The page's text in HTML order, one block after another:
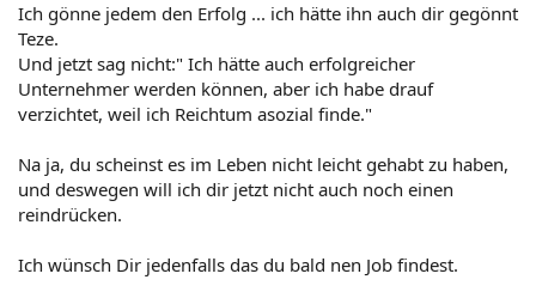
Ich gönne jedem den Erfolg ... ich hätte ihn auch dir gegönnt
Teze.
Und jetzt sag nicht:" Ich hätte auch erfolgreicher
Unternehmer werden können, aber ich habe drauf
verzichtet, weil ich Reichtum asozial finde."
Na ja, du scheinst es im Leben nicht leicht gehabt zu haben,
und deswegen will ich dir jetzt nicht auch noch einen
reindrücken.
Ich wünsch Dir jedenfalls das du bald nen Job findest.